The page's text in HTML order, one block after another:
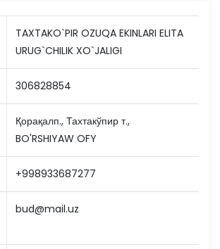
TAXTAKO`PIR OZUQA EKINLARI ELITA
URUG`CHILIK XO`JALIGI
306828854
Қорақалп., Тахтакўпир т.,
BO'RSHIYAW OFY
+998933687277
bud@mail.uz